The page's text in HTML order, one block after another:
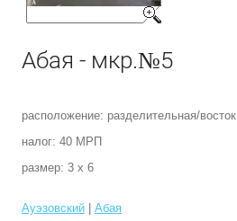
Абая - мкр.№5
расположение: разделительная/восток
налог: 40 МРП
размер: 3 х 6
Ауэзовский
Абая